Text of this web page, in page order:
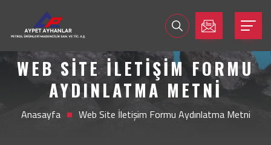
WEB SITE İLETIŞIM FORMU
AYDINLATMA METNI
Anasayfa Web Site İletişim Formu Aydınlatma Metni